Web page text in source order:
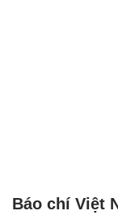
Báo chí Việt